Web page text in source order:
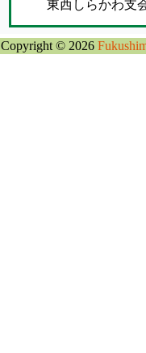
Copyright © 2026